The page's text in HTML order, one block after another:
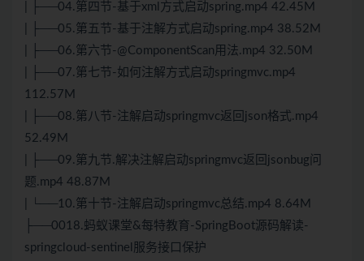
| ├──04.第四节-基于xml方式启动spring.mp4 42.45M
| ├──05.第五节-基于注解方式启动spring.mp4 38.52M
| ├──06.第六节-@ComponentScan用法.mp4 32.50M
| ├──07.第七节-如何注解方式启动springmvc.mp4
112.57M
| ├──08.第八节-注解启动springmvc返回json格式.mp4
52.49M
| ├──09.第九节.解决注解启动springmvc返回jsonbug问
题.mp4 48.87M
| └──10.第十节-注解启动springmvc总结.mp4 8.64M
├──0018.蚂蚁课堂&每特教育-SpringBoot源码解读-
springcloud-sentinel服务接口保护